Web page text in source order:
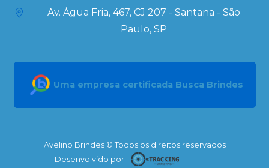
Av. Água Fria, 467, CJ 207 - Santana - São
Paulo, SP
Uma empresa certificada Busca Brindes
Avelino Brindes © Todos os direitos reservados
Desenvolvido por